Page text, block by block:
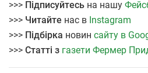
>>> Підписуйтесь на нашу
>>> Читайте нас в Instagram
>>> Підбірка новин сайту в
>>> Статті з газети Фермер